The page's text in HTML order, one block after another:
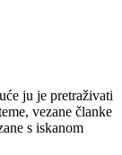
ju je pretraživati
vezane članke
s iskanom